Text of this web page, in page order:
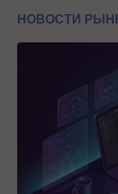
НОВОСТИ